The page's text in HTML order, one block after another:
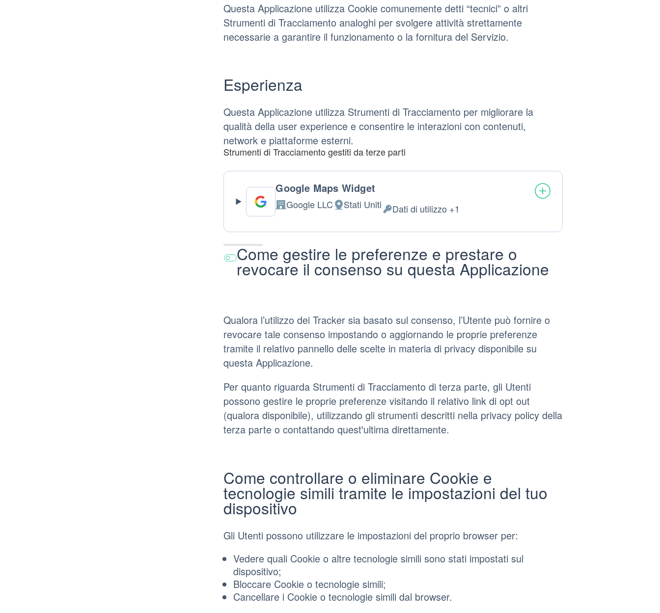
Questa Applicazione utilizza Cookie comunemente detti “tecnici” o altri
Strumenti di Tracciamento analoghi per svolgere attività strettamente
necessarie a garantire il funzionamento o la fornitura del Servizio.
Esperienza
Questa Applicazione utilizza Strumenti di Tracciamento per migliorare la
qualità della user experience e consentire le interazioni con contenuti,
network e piattaforme esterni.
Strumenti di Tracciamento gestiti da terze parti
Google Maps Widget
Azienda:
Google LLCLuogo
Stati Uniti
DatiDati di utilizzo +1
Come gestire le preferenze e prestare o
revocare il consenso su questa Applicazione
Qualora l’utilizzo dei Tracker sia basato sul consenso, l’Utente può fornire o
revocare tale consenso impostando o aggiornando le proprie preferenze
tramite il relativo pannello delle scelte in materia di privacy disponibile su
questa Applicazione.
Per quanto riguarda Strumenti di Tracciamento di terza parte, gli Utenti
possono gestire le proprie preferenze visitando il relativo link di opt out
(qualora disponibile), utilizzando gli strumenti descritti nella privacy policy della
terza parte o contattando quest'ultima direttamente.
Come controllare o eliminare Cookie e
tecnologie simili tramite le impostazioni del tuo
dispositivo
Gli Utenti possono utilizzare le impostazioni del proprio browser per:
Vedere quali Cookie o altre tecnologie simili sono stati impostati sul
dispositivo;
Bloccare Cookie o tecnologie simili;
Cancellare i Cookie o tecnologie simili dal browser.